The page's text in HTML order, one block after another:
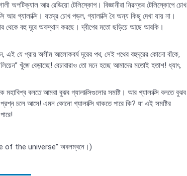
অপটিক্যাল আর রেডিয়ো টেলিস্কোপ। বিজ্ঞানীরা নিরন্তর টেলিস্কোপে চোখ
আর গ্যালাক্সি। যতদূর চোখ পড়ল, গ্যালাক্সি বৈ অন্য কিছু দেখা যায় না।
থেকে বহু দূরে অবস্থান করছে। দ্বীপের মতো ছড়িয়ে আছে আরকি।
এখন, এই যে প্রায় অসীম আলোকবর্ষ দূরের পথ, সেই পথের বহুদূরের কোনো বাঁকে,
খুঁজে বেড়াচ্ছে! বেচারারাও তো মনে হচ্ছে আমাদের মতোই হতাশ! ধ্যাৎ,
বলতে আমরা বুঝব গ্যালাক্সিগুলোর সমষ্টি। আর গ্যালাক্সি বলতে বুঝব
চলে আসে! এমন কোনো গ্যালাক্সি থাকতে পারে কি? যা এই সমষ্টির
of the universe” অবলম্বনে।)